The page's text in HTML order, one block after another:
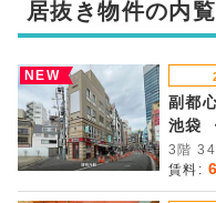
居抜き物件の内
NEW
副都
3
賃料: